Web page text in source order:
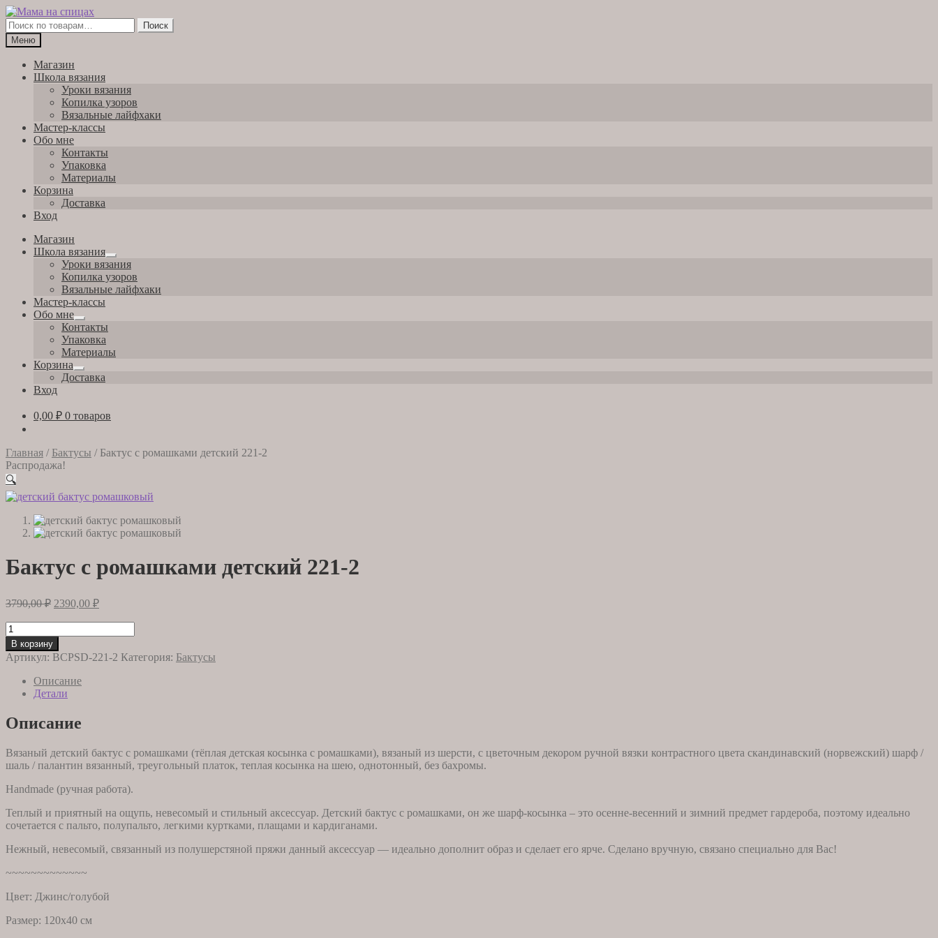
Перейти
к
навигации
Перейти
к
содержимому
Искать:
Поиск
Меню
Магазин
Школа вязания
Уроки вязания
Копилка узоров
Вязальные лайфхаки
Мастер-классы
Обо мне
Контакты
Упаковка
Материалы
Корзина
Доставка
Вход
Магазин
Школа вязания
Развернутое
вложенное
меню
Уроки вязания
Копилка узоров
Вязальные лайфхаки
Мастер-классы
Обо мне
Развернутое
вложенное
меню
Контакты
Упаковка
Материалы
Корзина
Развернутое
вложенное
Доставка
Вход
0,00 ₽ 0 товаров
Главная / Бактусы / Бактус с ромашками детский 221-2
Распродажа!
🔍
Бактус с ромашками детский 221-2
3790,00₽ Первоначальная
составляла
3790,00 ₽.
2390,00 ₽Текущая
Количество
товара
Бактус
с
ромашками
детский
2
В корзину
Артикул: BCPSD-221-2 Категория: Бактусы
Описание
Детали
Описание
Вязаный детский бактус с ромашками (тёплая детская косынка с ромашками), вязаный из шерсти, с цветочным декором ручной вязки контрастного цвета скандинавский (норвежский) шарф /
шаль / палантин вязанный, треугольный платок, теплая косынка на шею, однотонный, без бахромы.
Handmade (ручная работа).
Теплый и приятный на ощупь, невесомый и стильный аксессуар. Детский бактус с ромашками, он же шарф-косынка – это осенне-весенний и зимний предмет гардероба, поэтому идеально
сочетается с пальто, полупальто, легкими куртками, плащами и кардиганами.
Нежный, невесомый, связанный из полушерстяной пряжи данный аксессуар — идеально дополнит образ и сделает его ярче. Сделано вручную, связано специально для Вас!
~~~~~~~~~~~~~
Цвет: Джинс/голубой
Размер: 120х40 см